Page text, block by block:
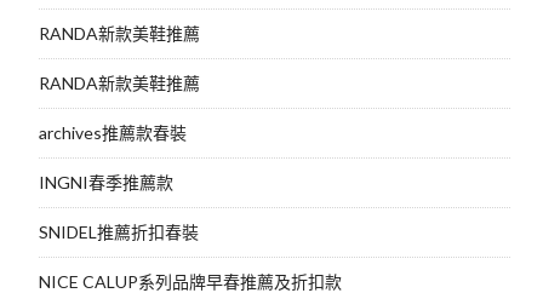
RANDA新款美鞋推薦
RANDA新款美鞋推薦
archives推薦款春裝
INGNI春季推薦款
SNIDEL推薦折扣春裝
NICE CALUP系列品牌早春推薦及折扣款